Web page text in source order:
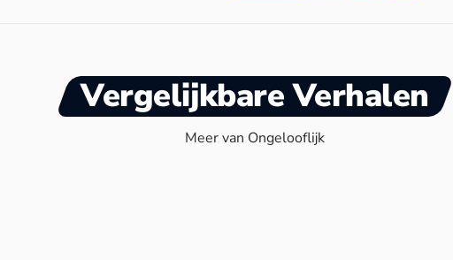
Vergelijkbare Verhalen
Meer van Ongelooflijk